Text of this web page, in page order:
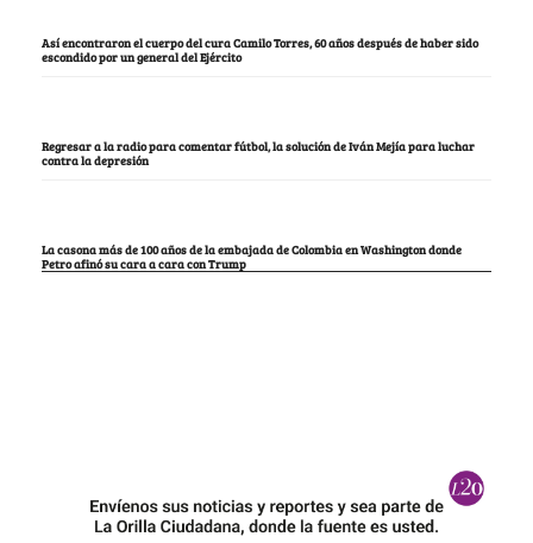
Así encontraron el cuerpo del cura Camilo Torres, 60 años después de haber sido
escondido por un general del Ejército
Regresar a la radio para comentar fútbol, la solución de Iván Mejía para luchar
contra la depresión
La casona más de 100 años de la embajada de Colombia en Washington donde
Petro afinó su cara a cara con Trump